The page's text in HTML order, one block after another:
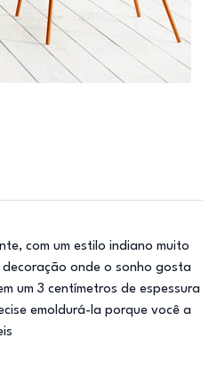
com um estilo indiano muito
onde o sonho gosta
um 3 centímetros de espessura
emoldurá-la porque você a